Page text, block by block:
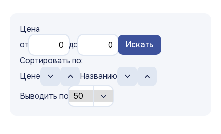
Цена
от
до
Искать
Сортировать по:
Цене
Названию
Выводить по